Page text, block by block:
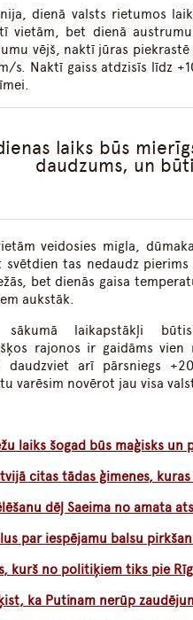
dienā valsts rietumos
vietām, bet dienā
vējš, naktī jūras
s. Naktī gaiss atdzisīs līdz
laiks būs
daudzums, un
veidosies migla,
svētdien tas nedaudz
bet dienās gaisa
aukstāk.
sākumā laikapstākļi
rajonos ir gaidāms
daudzviet arī pārsniegs
varēsim novērot jau visa
laiks šogad būs maģisks
citas tādas ģimenes,
dēļ Saeima no amata
par iespējamu balsu
kurš no politiķiem tiks pie
ka Putinam nerūp